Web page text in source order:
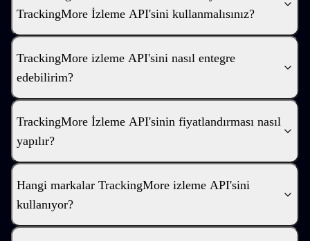
TrackingMore İzleme API'sini kullanmalısınız?
TrackingMore izleme API'sini nasıl entegre
edebilirim?
TrackingMore İzleme API'sinin fiyatlandırması nasıl
yapılır?
Hangi markalar TrackingMore izleme API'sini
kullanıyor?